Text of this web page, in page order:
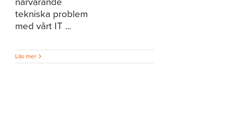
tekniska problem
med vårt IT ...
Läs mer